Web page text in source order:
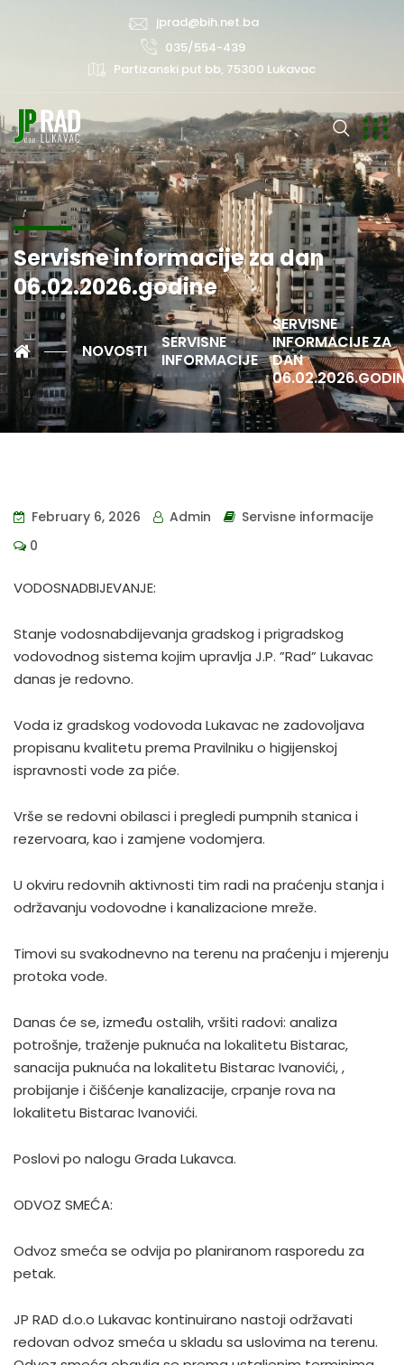
jprad@bih.net.ba
035/554-439
Partizanski put bb, 75300 Lukavac
Servisne informacije za dan
06.02.2026.godine
NOVOSTI
SERVISNE
INFORMACIJE
SERVISNE
INFORMACIJE ZA
DAN
February 6, 2026 Admin
Servisne informacije
0
VODOSNADBIJEVANJE:
Stanje vodosnabdijevanja gradskog i prigradskog
vodovodnog sistema kojim upravlja J.P. ”Rad” Lukavac
danas je redovno.
Voda iz gradskog vodovoda Lukavac ne zadovoljava
propisanu kvalitetu prema Pravilniku o higijenskoj
ispravnosti vode za piće.
Vrše se redovni obilasci i pregledi pumpnih stanica i
rezervoara, kao i zamjene vodomjera.
U okviru redovnih aktivnosti tim radi na praćenju stanja i
održavanju vodovodne i kanalizacione mreže.
Timovi su svakodnevno na terenu na praćenju i mjerenju
protoka vode.
Danas će se, između ostalih, vršiti radovi: analiza
potrošnje, traženje puknuća na lokalitetu Bistarac,
sanacija puknuća na lokalitetu Bistarac Ivanovići, ,
probijanje i čišćenje kanalizacije, crpanje rova na
lokalitetu Bistarac Ivanovići.
Poslovi po nalogu Grada Lukavca.
ODVOZ SMEĆA:
Odvoz smeća se odvija po planiranom rasporedu za
petak.
JP RAD d.o.o Lukavac kontinuirano nastoji održavati
redovan odvoz smeća u skladu sa uslovima na terenu.